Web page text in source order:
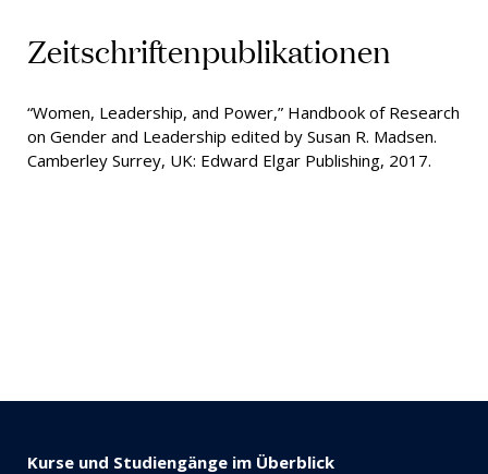
Zeitschriftenpublikationen
“Women, Leadership, and Power,” Handbook of Research
on Gender and Leadership edited by Susan R. Madsen.
Camberley Surrey, UK: Edward Elgar Publishing, 2017.
Kurse und Studiengänge im Überblick